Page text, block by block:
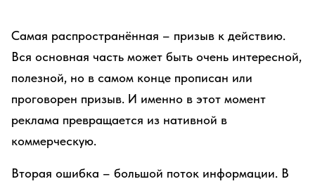
Самая распространённая – призыв к действию.
Вся основная часть может быть очень интересной,
полезной, но в самом конце прописан или
проговорен призыв. И именно в этот момент
реклама превращается из нативной в
коммерческую.
Вторая ошибка – большой поток информации. В